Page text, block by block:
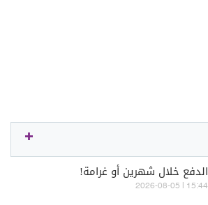
الدفع خلال شهرين أو غرامة!
15:44 | 2026-08-05